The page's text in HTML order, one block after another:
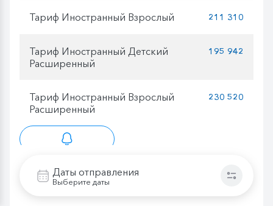
Даты отправления
Выберите даты
Тариф Иностранный Взрослый 211 310
Тариф Иностранный Детский
Расширенный
195 942
Тариф Иностранный Взрослый
Расширенный
230 520